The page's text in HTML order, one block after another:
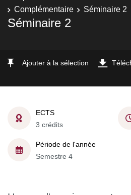
Complémentaire
Séminaire 2
Séminaire 2
Ajouter à la sélection
ECTS
3 crédits
Période de l'année
Semestre 4